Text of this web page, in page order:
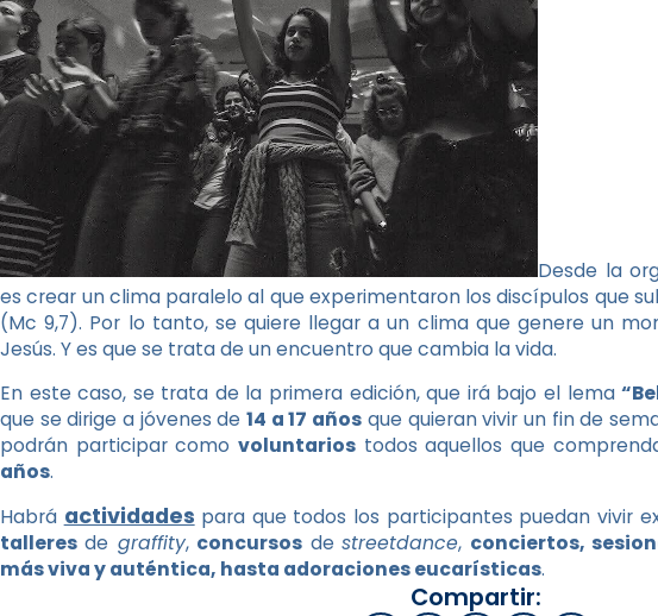
Desde la
es crear un clima paralelo al que experimentaron los discípulos que
(Mc 9,7). Por lo tanto, se quiere llegar a un clima que genere un
Jesús. Y es que se trata de un encuentro que cambia la vida.
En este caso, se trata de la primera edición, que irá bajo el lema
que se dirige a jóvenes de14 a 17 años que quieran vivir un fin de
podrán participar como voluntariostodos aquellos que
años.
Habrá actividades para que todos los participantes puedan vivir
talleres de graffity, concursos destreetdance, conciertos,
más viva y auténtica, hasta adoraciones eucarísticas.
Compartir: